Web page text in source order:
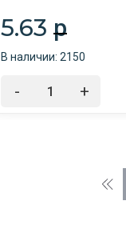
5.63p
В наличии: 2150
- +